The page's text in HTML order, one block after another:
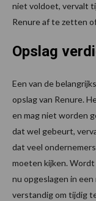
niet voldoet, vervalt
Renure af te zetten
Opslag
Een van de
opslag van Renure.
en mag niet worden
dat wel gebeurt,
dat veel
moeten kijken.
nu opgeslagen in
verstandig om tijdig